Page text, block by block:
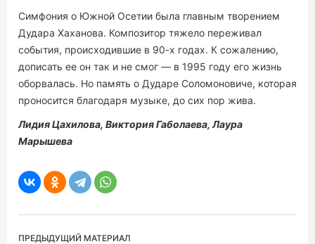
Симфония о Южной Осетии была главным творением
Дудара Хаханова. Композитор тяжело переживал
события, происходившие в 90-х годах. К сожалению,
дописать ее он так и не смог — в 1995 году его жизнь
оборвалась. Но память о Дударе Соломоновиче, которая
проносится благодаря музыке, до сих пор жива.
Лидия Цахилова, Виктория Габолаева, Лаура
Марышева
ПРЕДЫДУЩИЙ МАТЕРИАЛ